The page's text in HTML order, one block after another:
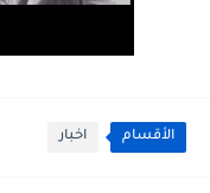
الأقسام اخبار